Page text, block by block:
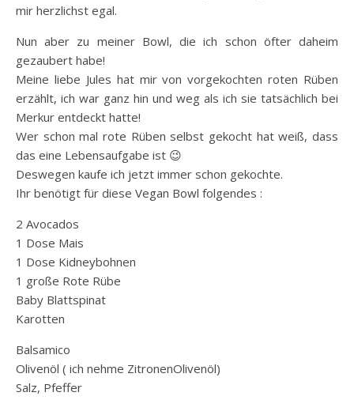
mir herzlichst egal.
Nun aber zu meiner Bowl, die ich schon öfter daheim
gezaubert habe!
Meine liebe Jules hat mir von vorgekochten roten Rüben
erzählt, ich war ganz hin und weg als ich sie tatsächlich bei
Merkur entdeckt hatte!
Wer schon mal rote Rüben selbst gekocht hat weiß, dass
das eine Lebensaufgabe ist 😉
Deswegen kaufe ich jetzt immer schon gekochte.
Ihr benötigt für diese Vegan Bowl folgendes :
2 Avocados
1 Dose Mais
1 Dose Kidneybohnen
1 große Rote Rübe
Baby Blattspinat
Karotten
Balsamico
Olivenöl ( ich nehme ZitronenOlivenöl)
Salz, Pfeffer